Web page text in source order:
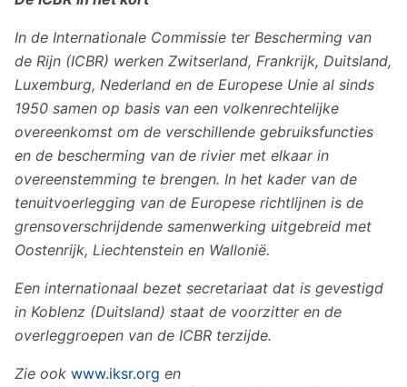
In de Internationale Commissie ter Bescherming van
de Rijn (ICBR) werken Zwitserland, Frankrijk, Duitsland,
Luxemburg, Nederland en de Europese Unie al sinds
1950 samen op basis van een volkenrechtelijke
overeenkomst om de verschillende gebruiksfuncties
en de bescherming van de rivier met elkaar in
overeenstemming te brengen. In het kader van de
tenuitvoerlegging van de Europese richtlijnen is de
grensoverschrijdende samenwerking uitgebreid met
Oostenrijk, Liechtenstein en Wallonië.
Een internationaal bezet secretariaat dat is gevestigd
in Koblenz (Duitsland) staat de voorzitter en de
overleggroepen van de ICBR terzijde.
Zie ook www.iksr.org en